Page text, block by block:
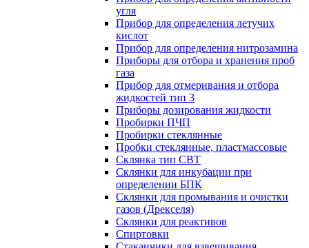
угля
Прибор для определения летучих
кислот
Прибор для определения нитрозамина
Приборы для отбора и хранения проб
газа
Прибор для отмеривания и отбора
жидкостей тип 3
Приборы дозирования жидкости
Пробирки ПЧП
Пробирки стеклянные
Пробки стеклянные, пластмассовые
Склянка тип СВТ
Склянки для инкубации при
определении БПК
Склянки для промывания и очистки
газов (Дрекселя)
Склянки для реактивов
Спиртовки